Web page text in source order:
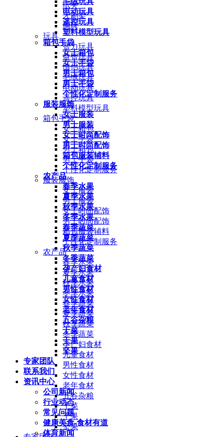
电动玩具
遥控玩具
塑料模型玩具
箱包手袋
女士箱包
女士手袋
男士箱包
男士手袋
个性化定制服务
服装服饰
女士服装
男士服装
女士时尚配饰
男士时尚配饰
箱包服装辅料
个性化定制服务
农产品
春季水果
夏季水果
秋季水果
冬季水果
春季蔬菜
夏季蔬菜
秋季蔬菜
冬季蔬菜
孕产妇食材
儿童食材
男性食材
女性食材
老年食材
五谷杂粮
干菜
干果
坚果
专家团队
联系我们
资讯中心
公司新闻
行业动态
常见问题
健康美食-食材有道
体育新闻
纸夹
牙刷架
胸牌
玩具
智力玩具
益智玩具
情侣玩具
毛绒玩具
电动玩具
遥控玩具
塑料模型玩具
箱包手袋
女士箱包
女士手袋
男士箱包
男士手袋
个性化定制服务
服装服饰
女士服装
男士服装
女士时尚配饰
男士时尚配饰
箱包服装辅料
个性化定制服务
农产品
春季水果
夏季水果
秋季水果
冬季水果
春季蔬菜
夏季蔬菜
秋季蔬菜
冬季蔬菜
孕产妇食材
儿童食材
男性食材
女性食材
老年食材
五谷杂粮
干菜
干果
坚果